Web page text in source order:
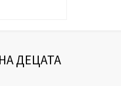
ДЕЦАТА